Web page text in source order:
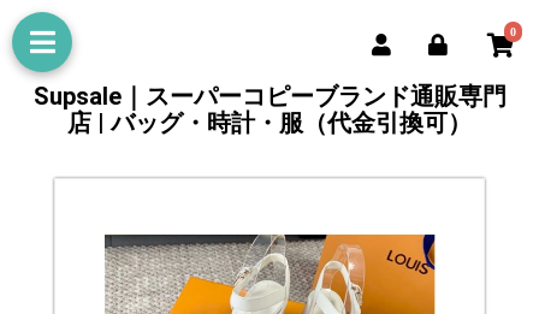
0
Supsale｜スーパーコピーブランド通販専門
店 | バッグ・時計・服（代金引換可）